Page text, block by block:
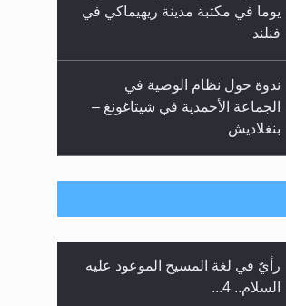
يوما في مكتبة مدينة ريهيماكي في
فنلند
ندوة حول نظام الوصية في
الجماعة الأحمدية في شيتاغونغ –
بنغلاديش
اليوم الوطني الرياضي لمجلس
إتمام حفظ القرآن الكريم لثلاثة
طلاب من مدرسة الحفظ في غانا
رأيٌ في لغة المسيح الموعود عليه
السلام.. 4...